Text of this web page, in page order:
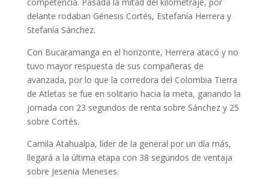
competencia. Pasada la mitad del kilometraje, por
delante rodaban Génesis Cortés, Estefanía Herrera y
Stefanía Sánchez.
Con Bucaramanga en el horizonte, Herrera atacó y no
tuvo mayor respuesta de sus compañeras de
avanzada, por lo que la corredora del Colombia Tierra
de Atletas se fue en solitario hacia la meta, ganando la
jornada con 23 segundos de renta sobre Sánchez y 25
sobre Cortés.
Camila Atahualpa, líder de la general por un día más,
llegará a la última etapa con 38 segundos de ventaja
sobre Jesenia Meneses.